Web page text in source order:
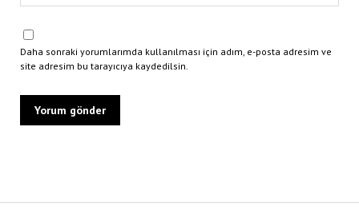
Daha sonraki yorumlarımda kullanılması için adım, e-posta adresim ve
site adresim bu tarayıcıya kaydedilsin.